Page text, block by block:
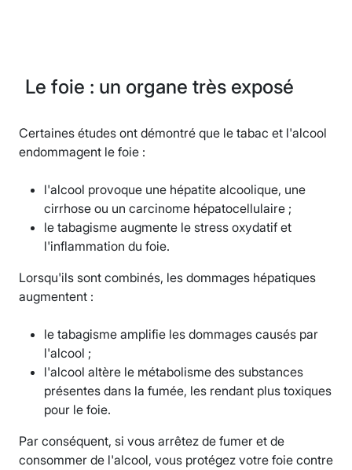
Le foie : un organe très exposé
Certaines études ont démontré que le tabac et l'alcool
endommagent le foie :
l'alcool provoque une hépatite alcoolique, une
cirrhose ou un carcinome hépatocellulaire ;
le tabagisme augmente le stress oxydatif et
l'inflammation du foie.
Lorsqu'ils sont combinés, les dommages hépatiques
augmentent :
le tabagisme amplifie les dommages causés par
l'alcool ;
l'alcool altère le métabolisme des substances
présentes dans la fumée, les rendant plus toxiques
pour le foie.
Par conséquent, si vous arrêtez de fumer et de
consommer de l'alcool, vous protégez votre foie contre